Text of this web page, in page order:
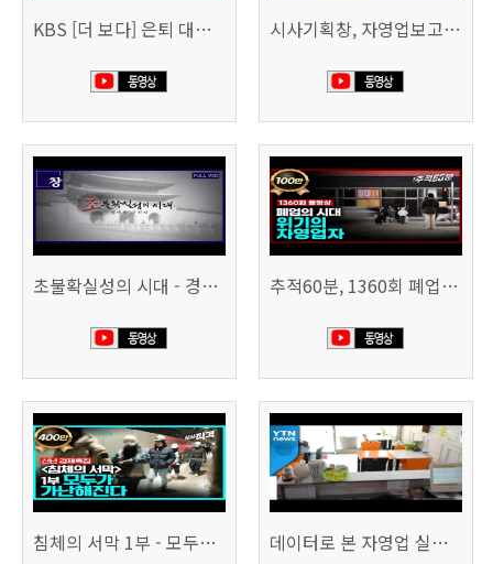
KBS [더 보다] 은퇴 대신 폐업 시사기획창, 자영업보고서 빚의 굴레 507회 (KBS 25.6.10)
초불확실성의 시대 - 경제를 구하라 494회 (KBS 25.2.11) 추적60분, 1360회 폐업의 시대, 위기의 자영업자
침체의 서막 1부 - 모두가 가난해진다 | 시사직격 신년특집 데이터로 본 자영업 실태 - 매출 '뚝', 장수 업소도 '휘청'